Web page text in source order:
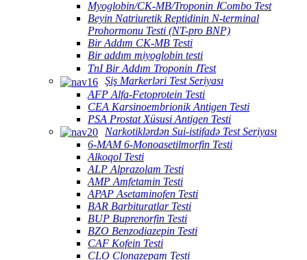
Myoglobin/CK-MB/Troponin ⅠCombo Test
Beyin Natriuretik Reptidinin N-terminal
Prohormonu Testi (NT-pro BNP)
Bir Addım CK-MB Testi
Bir addım miyoglobin testi
TnI Bir Addım Troponin ⅠTest
Şiş Markerləri Test Seriyası
AFP Alfa-Fetoprotein Testi
CEA Karsinoembrionik Antigen Testi
PSA Prostat Xüsusi Antigen Testi
Narkotiklərdən Sui-istifadə Test Seriyası
6-MAM 6-Monoasetilmorfin Testi
Alkoqol Testi
ALP Alprazolam Testi
AMP Amfetamin Testi
APAP Asetaminofen Testi
BAR Barbituratlar Testi
BUP Buprenorfin Testi
BZO Benzodiazepin Testi
CAF Kofein Testi
CLO Clonazepam Testi